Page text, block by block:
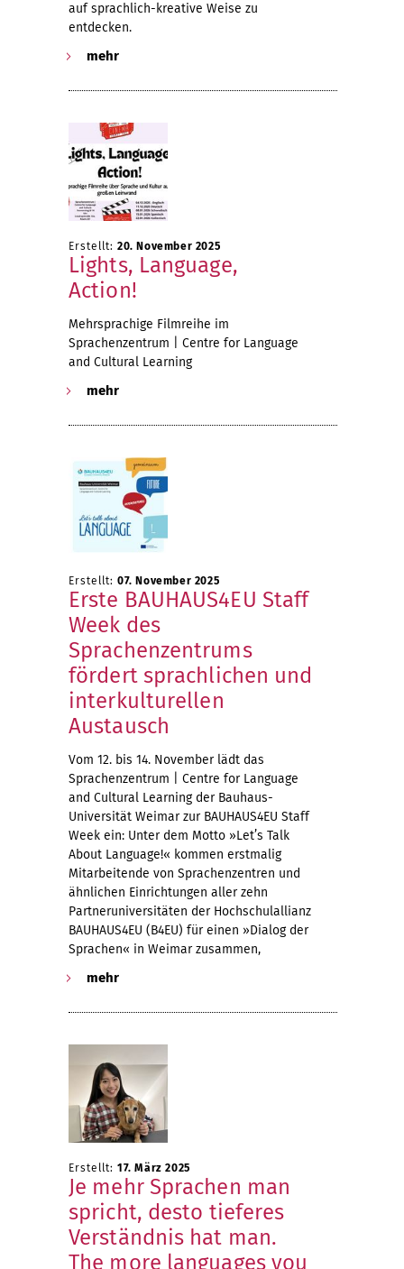
auf sprachlich-kreative Weise zu
entdecken.
mehr
Erstellt: 20. November 2025
Lights, Language,
Action!
Mehrsprachige Filmreihe im
Sprachenzentrum | Centre for Language
and Cultural Learning
mehr
Erstellt: 07. November 2025
Erste BAUHAUS4EU Staff
Week des
Sprachenzentrums
fördert sprachlichen und
interkulturellen
Austausch
Vom 12. bis 14. November lädt das
Sprachenzentrum | Centre for Language
and Cultural Learning der Bauhaus-
Universität Weimar zur BAUHAUS4EU Staff
Week ein: Unter dem Motto »Let’s Talk
About Language!« kommen erstmalig
Mitarbeitende von Sprachenzentren und
ähnlichen Einrichtungen aller zehn
Partneruniversitäten der Hochschulallianz
BAUHAUS4EU (B4EU) für einen »Dialog der
Sprachen« in Weimar zusammen,
mehr
Erstellt: 17. März 2025
Je mehr Sprachen man
spricht, desto tieferes
Verständnis hat man.
The more languages you